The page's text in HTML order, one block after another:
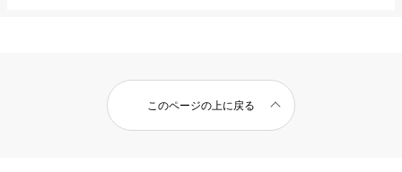
このページの上に戻る